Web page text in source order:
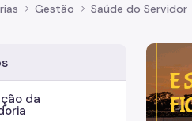
Gestão Saúde do Servidor
da